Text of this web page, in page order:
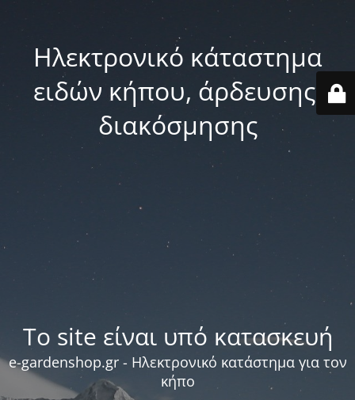
Ηλεκτρονικό κάταστημα
ειδών κήπου, άρδευσης,
διακόσμησης
Το site είναι υπό κατασκευή
e-gardenshop.gr - Ηλεκτρονικό κατάστημα για τον
κήπο